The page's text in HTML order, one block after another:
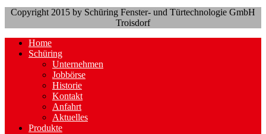
Copyright 2015 by Schüring Fenster- und Türtechnologie GmbH
Troisdorf
Home
Schüring
Unternehmen
Jobbörse
Historie
Kontakt
Anfahrt
Aktuelles
Produkte